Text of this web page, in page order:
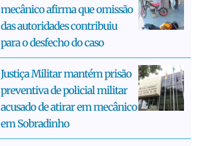
mecânico afirma que omissão
das autoridades contribuiu
para o desfecho do caso
Justiça Militar mantém prisão
preventiva de policial militar
acusado de atirar em mecânico
em Sobradinho